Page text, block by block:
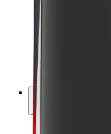
Vydělávejte s Boltem